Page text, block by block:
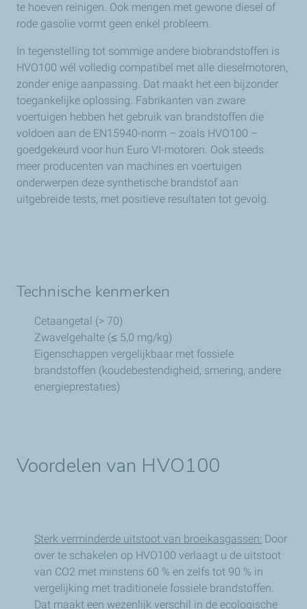
te hoeven reinigen. Ook mengen met gewone diesel of
rode gasolie vormt geen enkel probleem.
In tegenstelling tot sommige andere biobrandstoffen is
HVO100 wél volledig compatibel met alle dieselmotoren,
zonder enige aanpassing. Dat maakt het een bijzonder
toegankelijke oplossing. Fabrikanten van zware
voertuigen hebben het gebruik van brandstoffen die
voldoen aan de EN15940-norm – zoals HVO100 –
goedgekeurd voor hun Euro VI-motoren. Ook steeds
meer producenten van machines en voertuigen
onderwerpen deze synthetische brandstof aan
uitgebreide tests, met positieve resultaten tot gevolg.
Technische kenmerken
Cetaangetal (> 70)
Zwavelgehalte (≤ 5,0 mg/kg)
Eigenschappen vergelijkbaar met fossiele
brandstoffen (koudebestendigheid, smering, andere
energieprestaties)
Voordelen van HVO100
Sterk verminderde uitstoot van broeikasgassen: Door
over te schakelen op HVO100 verlaagt u de uitstoot
van CO2 met minstens 60 % en zelfs tot 90 % in
vergelijking met traditionele fossiele brandstoffen.
Dat maakt een wezenlijk verschil in de ecologische